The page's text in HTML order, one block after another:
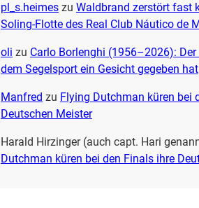
pl_s.heimeszu Waldbrand zerstört fast
Soling-Flotte des Real Club Náutico de
oli zu Carlo Borlenghi (1956–2026): Der
dem Segelsport ein Gesicht gegeben hat
Manfred zu Flying Dutchman küren bei
Deutschen Meister
Harald Hirzinger (auch capt. Hari
Dutchman küren bei den Finals ihre